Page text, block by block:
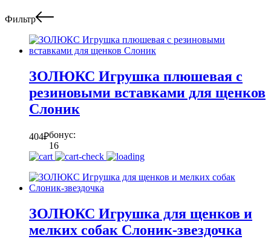
Фильтр
ЗОЛЮКС Игрушка плюшевая с
резиновыми вставками для щенков
Слоник
404₽бонус:
16
ЗОЛЮКС Игрушка для щенков и
мелких собак Слоник-звездочка